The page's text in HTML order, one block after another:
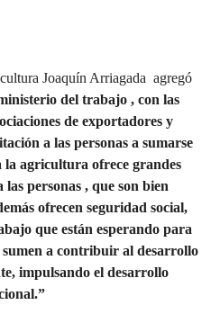
Joaquín Arriagada agregó
del trabajo , con las
de exportadores y
a las personas a sumarse
agricultura ofrece grandes
personas , que son bien
ofrecen seguridad social,
que están esperando para
a contribuir al desarrollo
impulsando el desarrollo